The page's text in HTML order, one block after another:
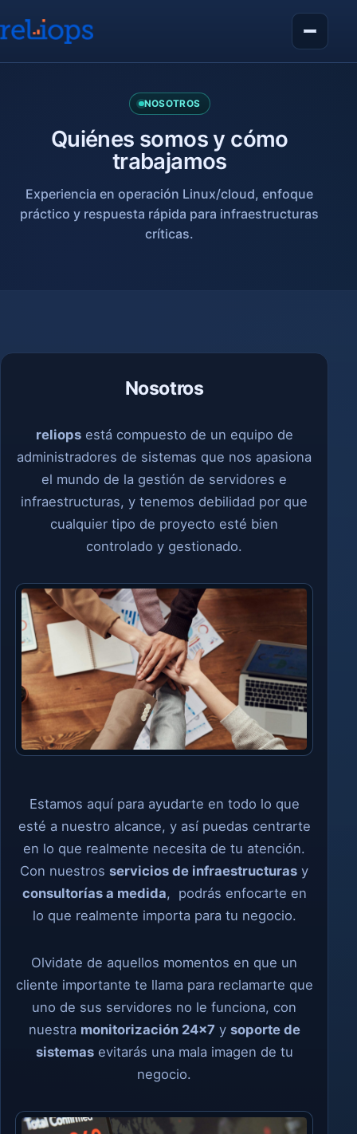
NOSOTROS
Quiénes somos y cómo
trabajamos
Experiencia en operación Linux/cloud, enfoque
práctico y respuesta rápida para infraestructuras
críticas.
Nosotros
reliopsestá compuesto de un equipo de
administradores de sistemas que nos apasiona
el mundo de la gestión de servidores e
infraestructuras, y tenemos debilidad por que
cualquier tipo de proyecto esté bien
controlado y gestionado.
Estamos aquí para ayudarte en todo lo que
esté a nuestro alcance, y así puedas centrarte
en lo que realmente necesita de tu atención.
Con nuestrosservicios de infraestructuras y
consultorías a medida, podrás enfocarte en
lo que realmente importa para tu negocio.
Olvidate de aquellos momentos en que un
cliente importante te llama para reclamarte que
uno de sus servidores no le funciona, con
nuestra monitorización 24×7 y soporte de
sistemasevitarás una mala imagen de tu
negocio.